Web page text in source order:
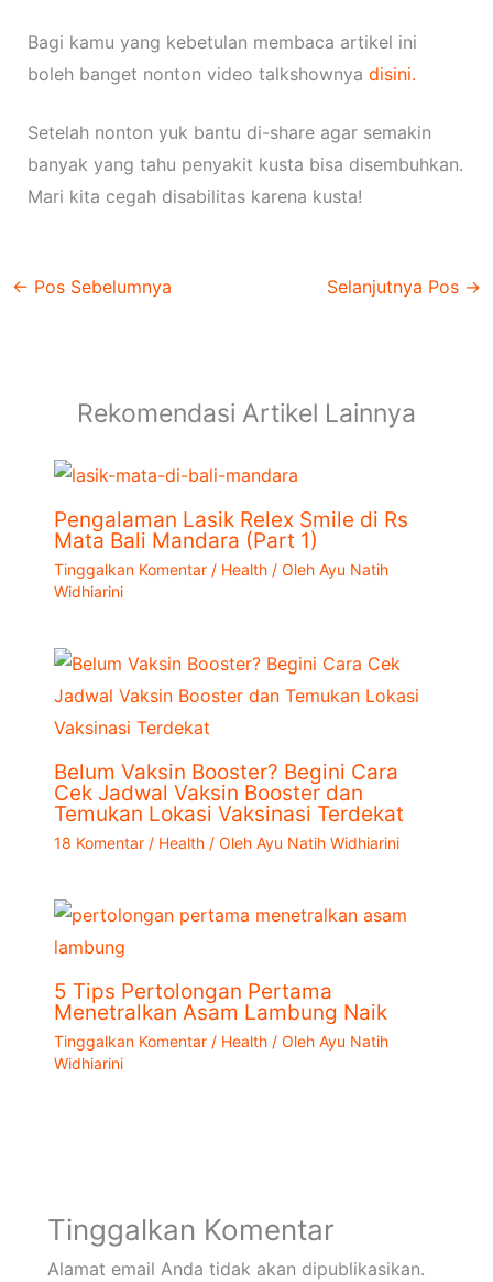
Bagi kamu yang kebetulan membaca artikel ini
boleh banget nonton video talkshownya disini.
Setelah nonton yuk bantu di-share agar semakin
banyak yang tahu penyakit kusta bisa disembuhkan.
Mari kita cegah disabilitas karena kusta!
← Pos Sebelumnya Selanjutnya Pos →
Rekomendasi Artikel Lainnya
Pengalaman Lasik Relex Smile di Rs
Mata Bali Mandara (Part 1)
Tinggalkan Komentar / Health/ Oleh Ayu Natih
Widhiarini
Belum Vaksin Booster? Begini Cara
Cek Jadwal Vaksin Booster dan
Temukan Lokasi Vaksinasi Terdekat
18 Komentar / Health/ Oleh Ayu Natih Widhiarini
5 Tips Pertolongan Pertama
Menetralkan Asam Lambung Naik
Tinggalkan Komentar / Health/ Oleh Ayu Natih
Widhiarini
Tinggalkan Komentar
Alamat email Anda tidak akan dipublikasikan.